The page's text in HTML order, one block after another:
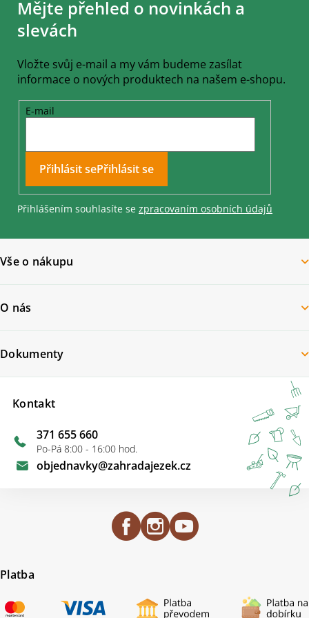
Mějte přehled o novinkách a
slevách
Vložte svůj e-mail a my vám budeme zasílat
informace o nových produktech na našem e-shopu.
E-mail
Přihlásit se
Přihlášením souhlasíte se zpracovaním osobních údajů
Vše o nákupu
O nás
Kontakt
objednavky@zahradajezek.cz
371 655 660
Po-Pá 8:00 - 16:00 hod.
Dokumenty
Platba